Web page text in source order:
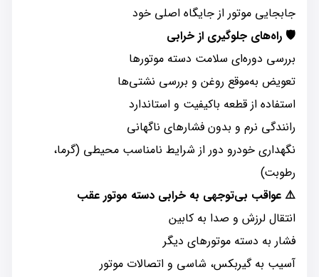
جابجایی موتور از جایگاه اصلی خود
🛡️ راه‌های جلوگیری از خرابی
بررسی دوره‌ای سلامت دسته موتورها
تعویض به‌موقع روغن و بررسی نشتی‌ها
استفاده از قطعه باکیفیت و استاندارد
رانندگی نرم و بدون فشارهای ناگهانی
نگهداری خودرو دور از شرایط نامناسب محیطی (گرما،
رطوبت)
⚠️ عواقب بی‌توجهی به خرابی دسته موتور عقب
انتقال لرزش و صدا به کابین
فشار به دسته موتورهای دیگر
آسیب به گیربکس، شاسی و اتصالات موتور